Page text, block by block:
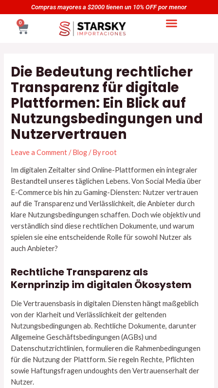
to
content
a $2000 tienen un 10% OFF por menor Compras
0
CART
Die Bedeutung rechtlicher
Transparenz für digitale
Plattformen: Ein Blick auf
Nutzungsbedingungen und
Nutzervertrauen
Leave a Comment /Blog/ Byroot
Im digitalen Zeitalter sind Online-Plattformen ein integraler
Bestandteil unseres täglichen Lebens. Von Social Media über
E-Commerce bis hin zu Gaming-Diensten: Nutzer vertrauen
auf die Transparenz und Verlässlichkeit, die Anbieter durch
klare Nutzungsbedingungen schaffen. Doch wie objektiv und
verständlich sind diese rechtlichen Dokumente, und warum
spielen sie eine entscheidende Rolle für sowohl Nutzer als
auch Anbieter?
Rechtliche Transparenz als
Kernprinzip im digitalen Ökosystem
Die Vertrauensbasis in digitalen Diensten hängt maßgeblich
von der Klarheit und Verlässlichkeit der geltenden
Nutzungsbedingungen ab. Rechtliche Dokumente, darunter
Allgemeine Geschäftsbedingungen (AGBs) und
Datenschutzrichtlinien, formulieren die Rahmenbedingungen
für die Nutzung der Plattform. Sie regeln Rechte, Pflichten
sowie Haftungsfragen undoughts den Vertrauenserhalt der
Nutzer.
Navegación
de
entradas